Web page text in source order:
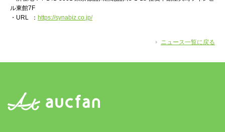
ル東館7F
・URL ： https://synabiz.co.jp/
ニュース一覧に戻る